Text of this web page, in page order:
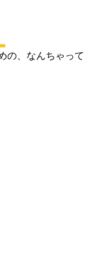
の、なんちゃって